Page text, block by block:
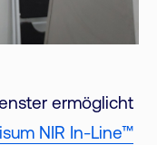
ermöglicht
NIR In-Line™